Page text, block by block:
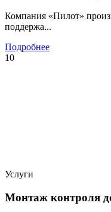
Компания «Пилот»
поддержа...
Подробнее
10
Услуги
Монтаж контроля